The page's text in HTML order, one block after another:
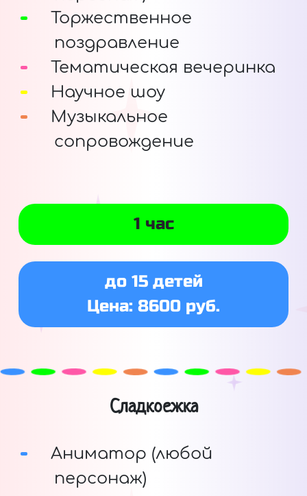
Торжественное
поздравление
Тематическая вечеринка
Научное шоу
Музыкальное
сопровождение
1 час
до 15 детей
Цена: 8600 руб.
Сладкоежка
Аниматор (любой
персонаж)